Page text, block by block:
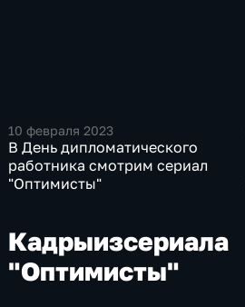
10 февраля 2023
В День дипломатического
работника смотрим сериал
"Оптимисты"
Кадрыизсериала
"Оптимисты"